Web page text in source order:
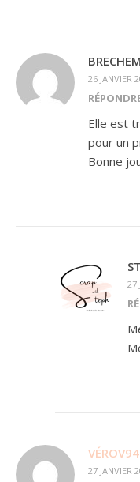
26 JANVIER
Elle est
pour un
Bonne
27
VÉROV94
27 JANVIER